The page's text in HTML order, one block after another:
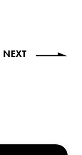
NEXT